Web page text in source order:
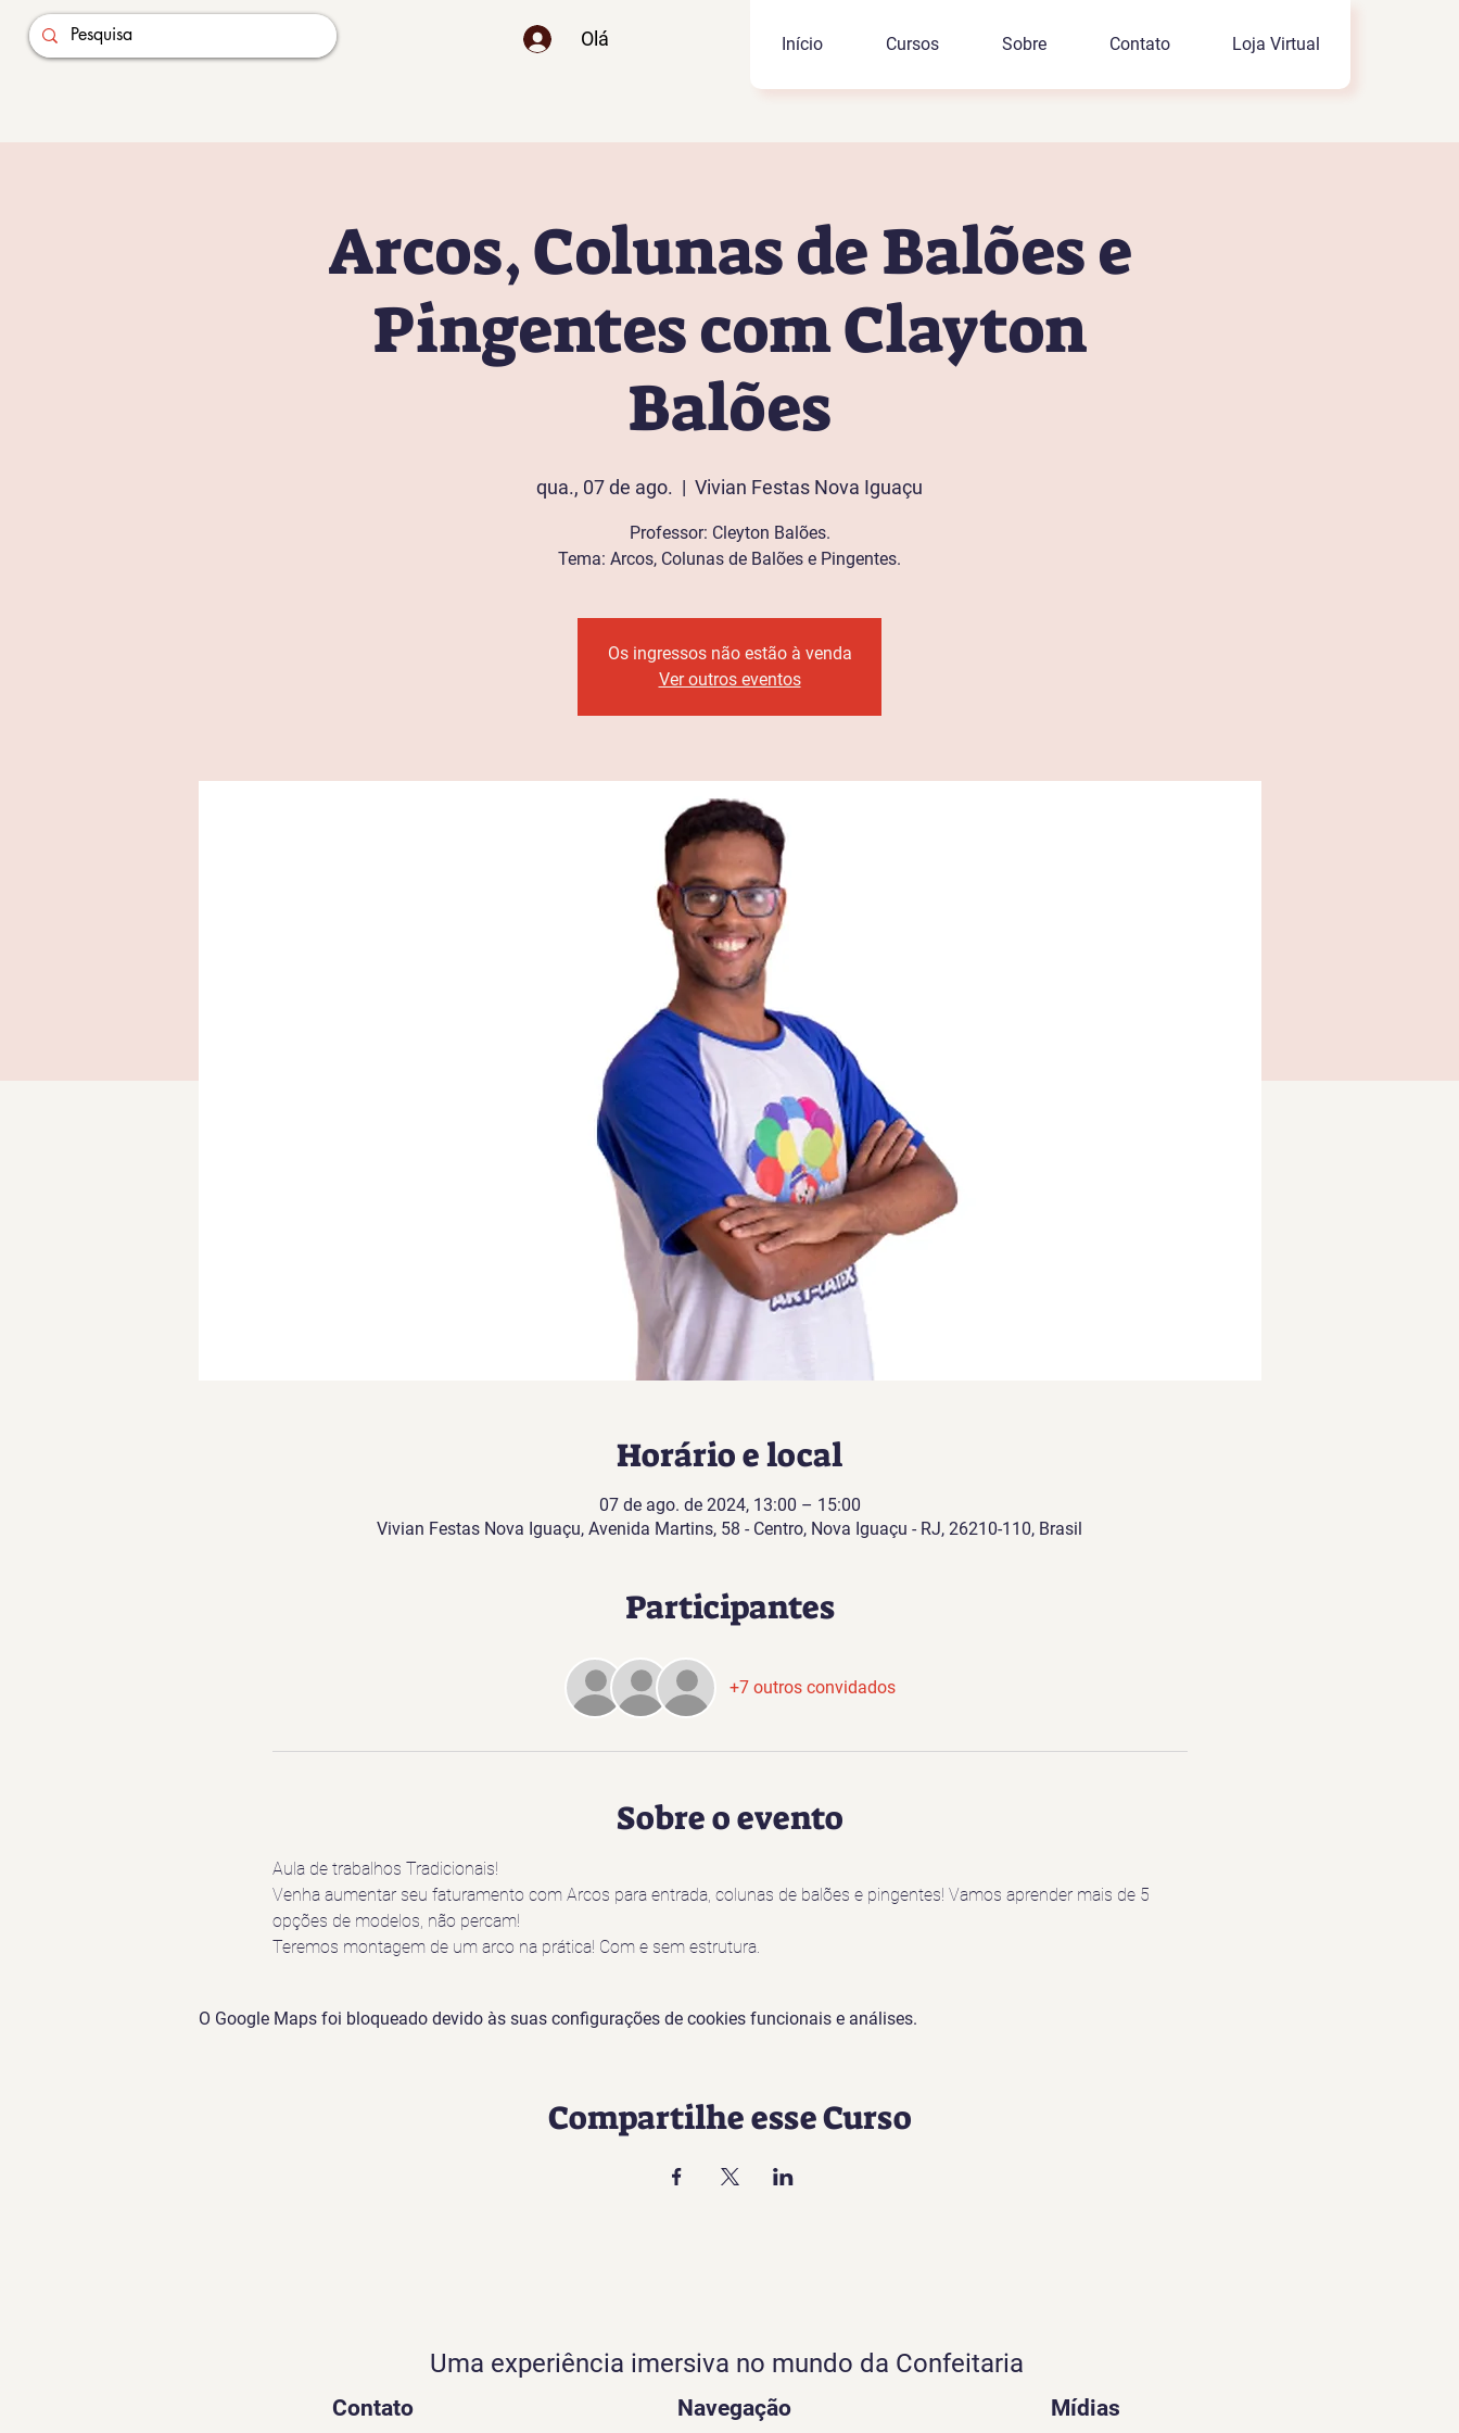
Olá Início Cursos Sobre Contato Loja Virtual
Arcos, Colunas de Balões e
Pingentes com Clayton
Balões
qua., 07 de ago.
  |
Vivian Festas Nova Iguaçu
Professor: Cleyton Balões.
Tema: Arcos, Colunas de Balões e Pingentes.
Os ingressos não estão à venda
Ver outros eventos
Horário e local
07 de ago. de 2024, 13:00 – 15:00
Vivian Festas Nova Iguaçu, Avenida Martins, 58 - Centro, Nova Iguaçu - RJ, 26210-110, Brasil
Participantes
+7 outros convidados
Sobre o evento
Aula de trabalhos Tradicionais!
Venha aumentar seu faturamento com Arcos para entrada, colunas de balões e pingentes! Vamos aprender mais de 5
opções de modelos, não percam!
Teremos montagem de um arco na prática! Com e sem estrutura.
O Google Maps foi bloqueado devido às suas configurações de cookies funcionais e análises.
Compartilhe esse Curso
Uma experiência imersiva no mundo da Confeitaria
Contato Navegação Mídias